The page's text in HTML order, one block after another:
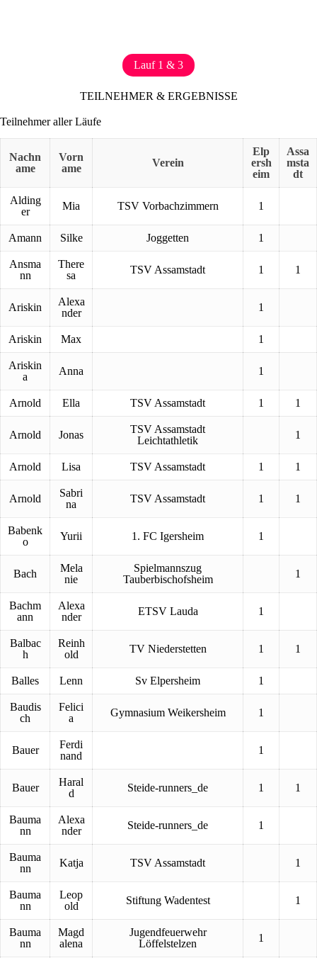
Lauf 1 & 3
TEILNEHMER & ERGEBNISSE
Teilnehmer aller Läufe
Nachn
ame
Vorn
ame
Verein
Elp
ersh
eim
Assa
msta
dt
Alding
er
Mia TSV Vorbachzimmern 1
Amann Silke Joggetten 1
Ansma
nn
There
sa
TSV Assamstadt 1 1
Ariskin
Alexa
nder
1
Ariskin Max 1
Ariskin
a
Anna 1
Arnold Ella TSV Assamstadt 1 1
Arnold Jonas
TSV Assamstadt
Leichtathletik
1
Arnold Lisa TSV Assamstadt 1 1
Arnold
Sabri
na
TSV Assamstadt 1 1
Babenk
o
Yurii 1. FC Igersheim 1
Bach
Mela
nie
Spielmannszug
Tauberbischofsheim
1
Bachm
ann
Alexa
nder
ETSV Lauda 1
Balbac
h
Reinh
old
TV Niederstetten 1 1
Balles Lenn Sv Elpersheim 1
Baudis
ch
Felici
a
Gymnasium Weikersheim 1
Bauer
Ferdi
nand
1
Bauer
Haral
d
Steide-runners_de 1 1
Bauma
nn
Alexa
nder
Steide-runners_de 1
Bauma
nn
Katja TSV Assamstadt 1
Bauma
nn
Leop
old
Stiftung Wadentest 1
Bauma
nn
Magd
alena
Jugendfeuerwehr
Löffelstelzen
1